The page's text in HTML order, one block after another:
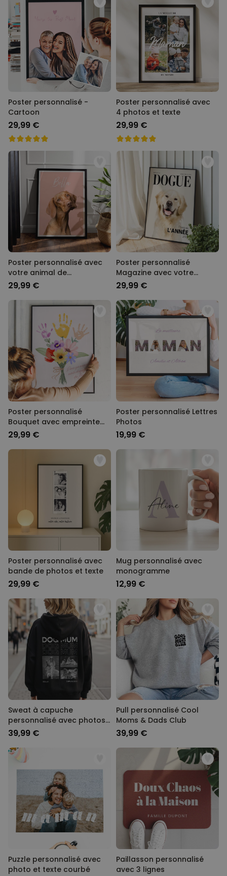
Poster personnalisé -
Cartoon
29,99 €
Poster personnalisé avec
4 photos et texte
29,99 €
Poster personnalisé avec
votre animal de
compagnie
29,99 €
Poster personnalisé
Magazine avec votre
animal
29,99 €
Poster personnalisé
Bouquet avec empreinte
de main
29,99 €
Poster personnalisé Lettres
Photos
19,99 €
Poster personnalisé avec
bande de photos et texte
29,99 €
Mug personnalisé avec
monogramme
12,99 €
Sweat à capuche
personnalisé avec photos
en noir et blanc et texte
39,99 €
Pull personnalisé Cool
Moms & Dads Club
39,99 €
Puzzle personnalisé avec
photo et texte courbé
Paillasson personnalisé
avec 3 lignes